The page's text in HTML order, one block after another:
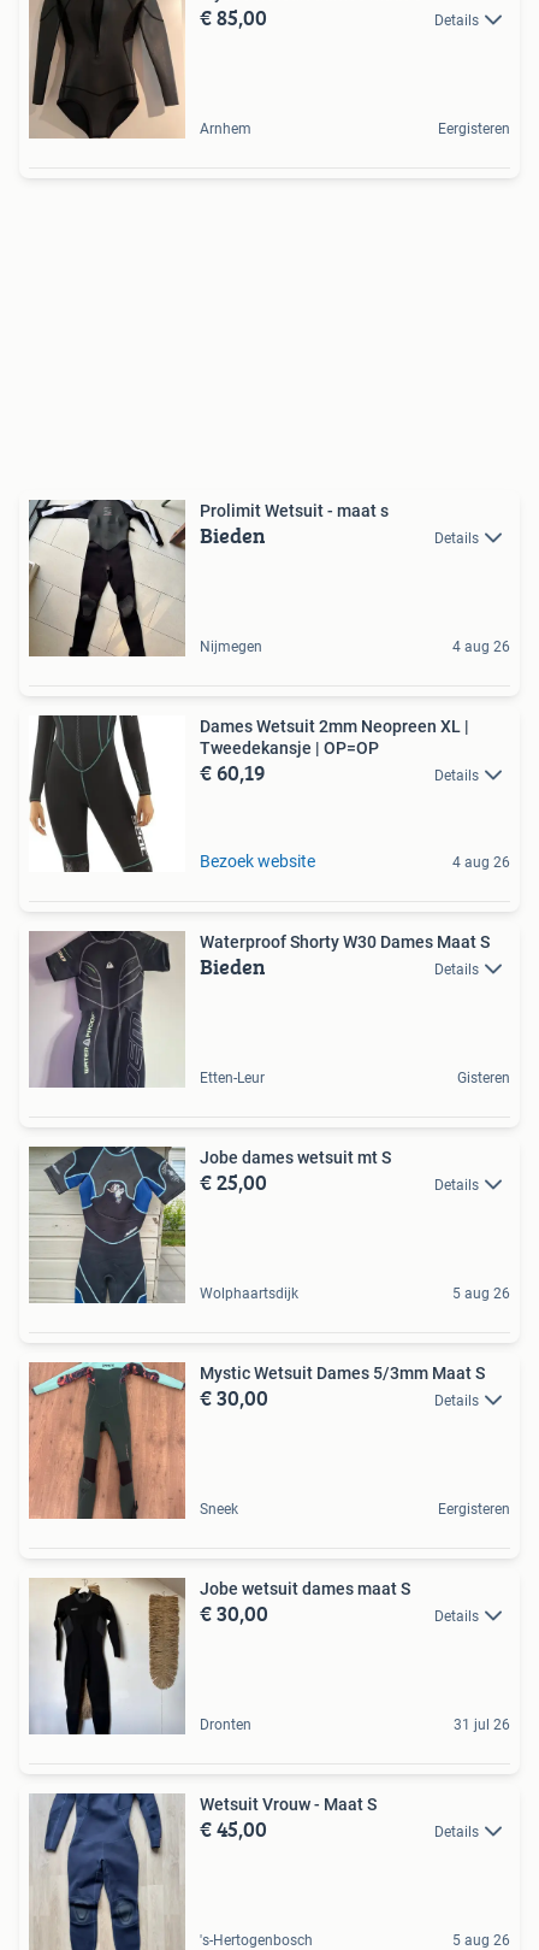
€ 85,00 Details
Arnhem Eergisteren
Prolimit Wetsuit - maat s
Bieden Details
Nijmegen 4 aug 26
Dames Wetsuit 2mm Neopreen XL |
Tweedekansje | OP=OP
€ 60,19 Details
Bezoek website 4 aug 26
Waterproof Shorty W30 Dames Maat S
Bieden Details
Etten-Leur Gisteren
Jobe dames wetsuit mt S
€ 25,00 Details
Wolphaartsdijk 5 aug 26
Mystic Wetsuit Dames 5/3mm Maat S
€ 30,00 Details
Sneek Eergisteren
Jobe wetsuit dames maat S
€ 30,00 Details
Dronten 31 jul 26
Wetsuit Vrouw - Maat S
€ 45,00 Details
's-Hertogenbosch 5 aug 26